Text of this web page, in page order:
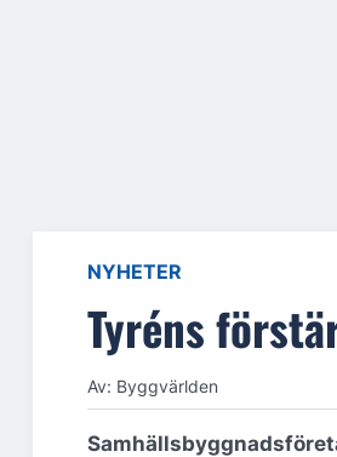
NYHETER
Tyréns
Av: Byggvärlden